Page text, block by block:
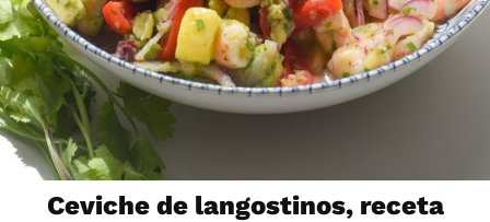
Ceviche de langostinos, receta